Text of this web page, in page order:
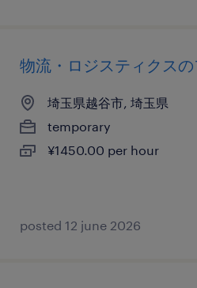
物流・ロジスティクス
埼玉県越谷市, 埼玉県
temporary
¥1450.00 per hour
posted 12 june 2026